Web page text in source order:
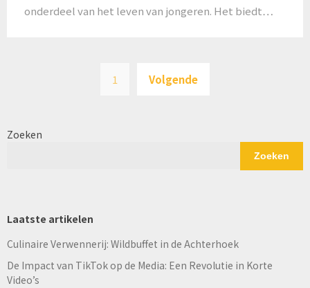
onderdeel van het leven van jongeren. Het biedt…
paginering
1 Volgende
Zoeken
Zoeken
Laatste artikelen
Culinaire Verwennerij: Wildbuffet in de Achterhoek
De Impact van TikTok op de Media: Een Revolutie in Korte
Video’s